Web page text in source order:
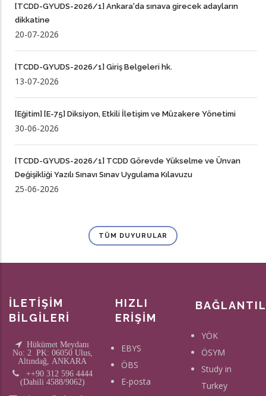
[TCDD-GYUDS-2026/1] Ankara'da sınava girecek adayların
dikkatine
20-07-2026
[TCDD-GYUDS-2026/1] Giriş Belgeleri hk.
13-07-2026
[Eğitim] [E-75] Diksiyon, Etkili İletişim ve Müzakere Yönetimi
30-06-2026
[TCDD-GYUDS-2026/1] TCDD Görevde Yükselme ve Ünvan
Değişikliği Yazılı Sınavı Sınav Uygulama Kılavuzu
25-06-2026
TÜM DUYURULAR
İLETİŞİM
BİLGİLERİ
Hükümet Meydanı
No: 2 PK: 06050 Ulus,
Altındağ, ANKARA
++90 312 596 4444
(Dahili 4588/9062)
HIZLI
ERİŞİM
EBYS
ÖBS
E-posta
YÖK
ÖSYM
Study in
Turkey